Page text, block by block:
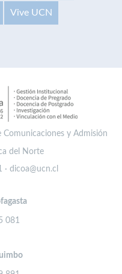
Vive UCN
Comunicaciones y Admisión
del Norte
dicoa@ucn.cl
081